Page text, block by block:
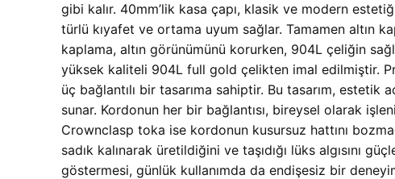
gibi kalır. 40mm’lik kasa çapı, klasik ve modern
türlü kıyafet ve ortama uyum sağlar. Tamamen altın
kaplama, altın görünümünü korurken, 904L çeliğin
yüksek kaliteli 904L full gold çelikten imal edilmiştir.
üç bağlantılı bir tasarıma sahiptir. Bu tasarım, estetik
sunar. Kordonun her bir bağlantısı, bireysel olarak
Crownclasp toka ise kordonun kusursuz hattını
sadık kalınarak üretildiğini ve taşıdığı lüks algısını
göstermesi, günlük kullanımda da endişesiz bir